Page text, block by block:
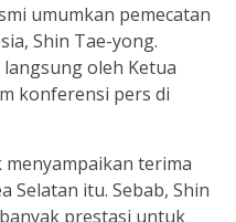
umumkan pemecatan
Shin Tae-yong.
oleh Ketua
konferensi pers di
menyampaikan terima
Selatan itu. Sebab, Shin
prestasi untuk